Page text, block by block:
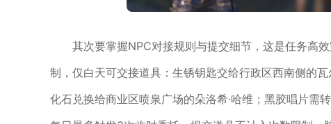
其次要掌握NPC对接规则与提交细节，这是任务高
制，仅白天可交接道具：生锈钥匙交给行政区西南侧的
化石兑换给商业区喷泉广场的朵洛希·哈维；黑胶唱片需